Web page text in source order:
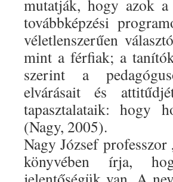
mutatják, hogy azok a
továbbképzési
véletlenszerűen
mint a férfiak; a
szerint a
elvárásait és
tapasztalataik: hogy
(Nagy, 2005).
Nagy József
könyvében írja,